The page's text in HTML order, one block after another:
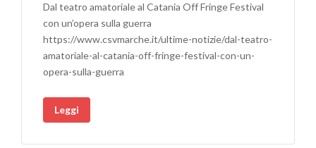
OFF
FRINGE
FESTIVAL
Dal teatro amatoriale al Catania Off Fringe Festival
con un’opera sulla guerra
https://www.csvmarche.it/ultime-notizie/dal-teatro-
amatoriale-al-catania-off-fringe-festival-con-un-
opera-sulla-guerra
Leggi